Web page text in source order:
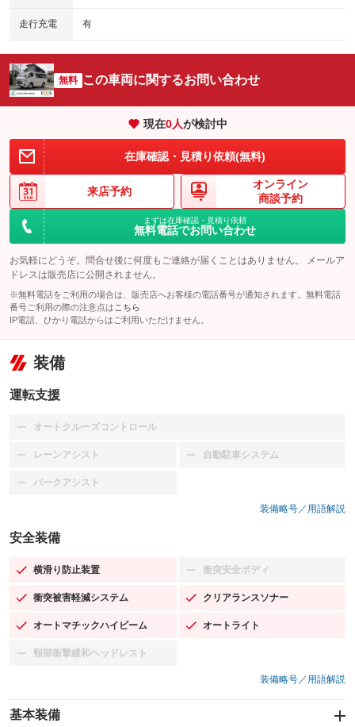
走行充電 有
無料 この車両に関するお問い合わせ
現在0人が検討中
在庫確認・見積り依頼(無料)
来店予約
オンライン
商談予約
まずは在庫確認・見積り依頼
無料電話でお問い合わせ
お気軽にどうぞ。問合せ後に何度もご連絡が届くことはありません。 メールア
ドレスは販売店に公開されません。
※無料電話をご利用の場合は、販売店へお客様の電話番号が通知されます。無料電話
番号ご利用の際の注意点は こちら
IP電話、ひかり電話からはご利用いただけません。
装備
運転支援
オートクルーズコントロール
：装備なし
レーンアシスト
：装備なし 自動駐車システム
：装備なし
パークアシスト
：装備なし
装備略号／用語解説
安全装備
横滑り防止装置
：装備あり 衝突安全ボディ
：装備なし
衝突被害軽減システム
：装備あり クリアランスソナー
：装備あり
オートマチックハイビーム
：装備あり オートライト
：装備あり
頸部衝撃緩和ヘッドレスト
：装備なし
装備略号／用語解説
基本装備